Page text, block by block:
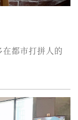
都市打拼人的